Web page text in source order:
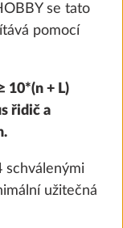
Další
se tato
pomocí
10*(n + L)
řidič a
schválenými
užitečná